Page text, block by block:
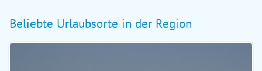
Beliebte Urlaubsorte in der Region